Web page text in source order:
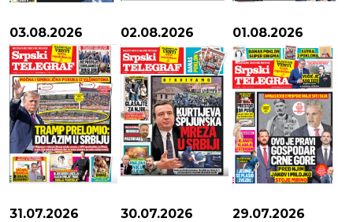
03.08.2026 02.08.2026 01.08.2026
31.07.2026 30.07.2026 29.07.2026